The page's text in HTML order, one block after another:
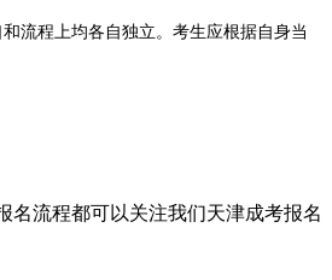
流程上均各自独立。考生应根据自身当
情况和目标学历层次选择对应的学校
名流程都可以关注我们天津成考报名